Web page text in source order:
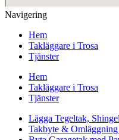
Navigering
Hem
Takläggare i Trosa
Tjänster
Hem
Takläggare i Trosa
Tjänster
Lägga Tegeltak,
Takbyte &